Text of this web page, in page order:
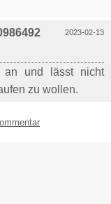
2023-02-13
an und lässt nicht
zu wollen.